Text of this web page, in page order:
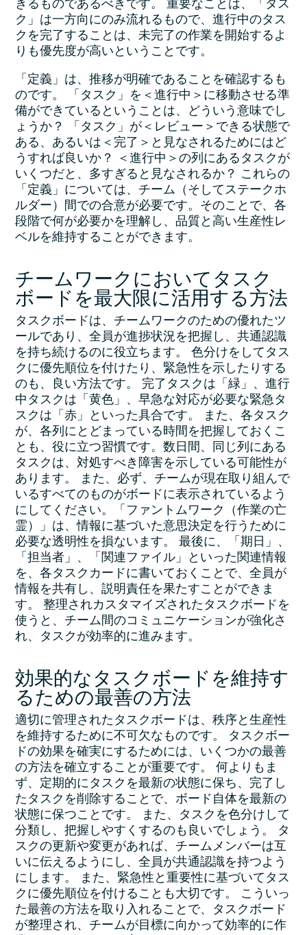
きるものであるべきです。 重要なことは、「タス
ク」は一方向にのみ流れるもので、進行中のタス
クを完了することは、未完了の作業を開始するよ
りも優先度が高いということです。
「定義」は、推移が明確であることを確認するも
のです。 「タスク」を＜進行中＞に移動させる準
備ができているということは、どういう意味でし
ょうか？ 「タスク」が＜レビュー＞できる状態で
ある、あるいは＜完了＞と見なされるためにはど
うすれば良いか？ ＜進行中＞の列にあるタスクが
いくつだと、多すぎると見なされるか？ これらの
「定義」については、チーム（そしてステークホ
ルダー）間での合意が必要です。そのことで、各
段階で何が必要かを理解し、品質と高い生産性レ
ベルを維持することができます。
チームワークにおいてタスク
ボードを最大限に活用する方法
タスクボードは、チームワークのための優れたツ
ールであり、全員が進捗状況を把握し、共通認識
を持ち続けるのに役立ちます。 色分けをしてタス
クに優先順位を付けたり、緊急性を示したりする
のも、良い方法です。 完了タスクは「緑」、進行
中タスクは「黄色」、早急な対応が必要な緊急タ
スクは「赤」といった具合です。 また、各タスク
が、各列にとどまっている時間を把握しておくこ
とも、役に立つ習慣です。数日間、同じ列にある
タスクは、対処すべき障害を示している可能性が
あります。 また、必ず、チームが現在取り組んで
いるすべてのものがボードに表示されているよう
にしてください。「ファントムワーク（作業の亡
霊）」は、情報に基づいた意思決定を行うために
必要な透明性を損ないます。 最後に、「期日」、
「担当者」、「関連ファイル」といった関連情報
を、各タスクカードに書いておくことで、全員が
情報を共有し、説明責任を果たすことができま
す。 整理されカスタマイズされたタスクボードを
使うと、チーム間のコミュニケーションが強化さ
れ、タスクが効率的に進みます。
効果的なタスクボードを維持す
るための最善の方法
適切に管理されたタスクボードは、秩序と生産性
を維持するために不可欠なものです。 タスクボー
ドの効果を確実にするためには、いくつかの最善
の方法を確立することが重要です。 何よりもま
ず、定期的にタスクを最新の状態に保ち、完了し
たタスクを削除することで、ボード自体を最新の
状態に保つことです。 また、タスクを色分けして
分類し、把握しやすくするのも良いでしょう。 タ
スクの更新や変更があれば、チームメンバーは互
いに伝えるようにし、全員が共通認識を持つよう
にします。 また、緊急性と重要性に基づいてタス
クに優先順位を付けることも大切です。 こういっ
た最善の方法を取り入れることで、タスクボード
が整理され、チームが目標に向かって効率的に作